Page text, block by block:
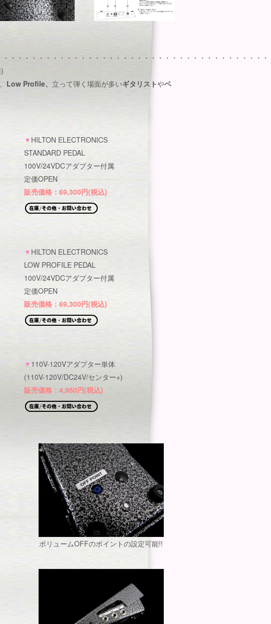
・・・・・・・・・・・・・・・・・・・・・・・・・・・・・・・・・・・
Low Profile、 立って弾く場面が多いギタリストやベ
▼ HILTON ELECTRONICS
STANDARD PEDAL
100V/24VDCアダプター付属
定価OPEN
販売価格：69,300円(税込)
▼ HILTON ELECTRONICS
LOW PROFILE PEDAL
100V/24VDCアダプター付属
定価OPEN
販売価格：69,300円(税込)
▼ 110V-120Vアダプター単体
(110V-120V/DC24V/センター+)
販売価格：4,950円(税込)
ボリュームOFFのポイントの設定可能!!